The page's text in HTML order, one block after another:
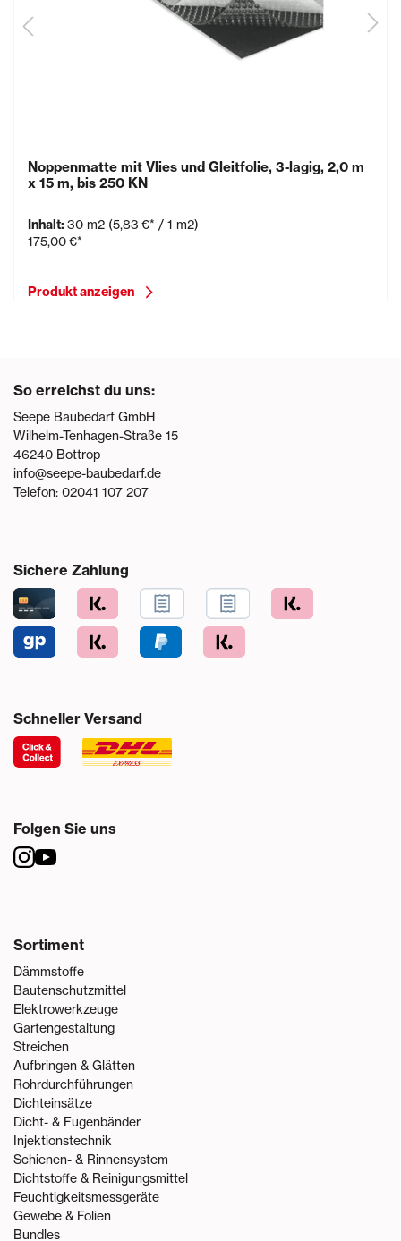
Noppenmatte mit Vlies und Gleitfolie, 3-lagig, 2,0 m
x 15 m, bis 250 KN
Inhalt: 30 m2 (5,83 €* / 1 m2)
175,00 €*
Produkt anzeigen
So erreichst du uns:
Seepe Baubedarf GmbH
Wilhelm-Tenhagen-Straße 15
46240 Bottrop
info@seepe-baubedarf.de
Telefon: 02041 107 207
Sichere Zahlung
Schneller Versand
Folgen Sie uns
Sortiment
Dämmstoffe
Bautenschutzmittel
Elektrowerkzeuge
Gartengestaltung
Streichen
Aufbringen & Glätten
Rohrdurchführungen
Dichteinsätze
Dicht- & Fugenbänder
Injektionstechnik
Schienen- & Rinnensystem
Dichtstoffe & Reinigungsmittel
Feuchtigkeitsmessgeräte
Gewebe & Folien
Bundles